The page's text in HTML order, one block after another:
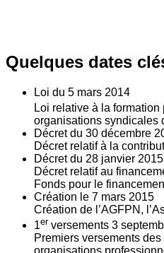
Quelques dates
Loi du 5 mars 2014
Loi relative à la
organisations syndicales
Décret du 30 décembre
Décret relatif à la
Décret du 28 janvier 2015
Décret relatif au
Fonds pour le
Création le 7 mars 2015
Création de l’AGFPN,
1er versements 3
Premiers versements